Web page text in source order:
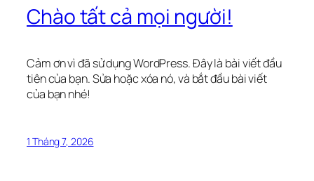
Chào tất cả mọi người!
Cảm ơn vì đã sử dụng WordPress. Đây là bài viết đầu
tiên của bạn. Sửa hoặc xóa nó, và bắt đầu bài viết
của bạn nhé!
1 Tháng 7, 2026